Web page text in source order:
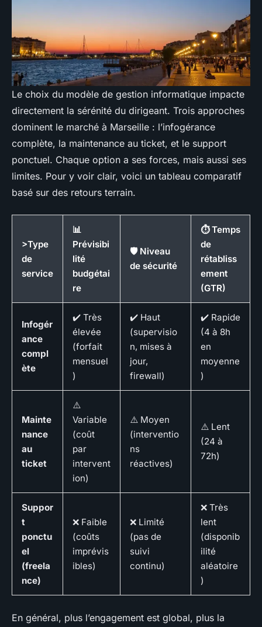
Le choix du modèle de gestion informatique impacte
directement la sérénité du dirigeant. Trois approches
dominent le marché à Marseille : l’infogérance
complète, la maintenance au ticket, et le support
ponctuel. Chaque option a ses forces, mais aussi ses
limites. Pour y voir clair, voici un tableau comparatif
basé sur des retours terrain.
>Type
de
service
📊
Prévisibi
lité
budgétai
re
🛡️ Niveau
de sécurité
⏱️ Temps
de
rétabliss
ement
(GTR)
Infogér
ance
compl
ète
✔️ Très
élevée
(forfait
mensuel
)
✔️ Haut
(supervisio
n, mises à
jour,
firewall)
✔️ Rapide
(4 à 8h
en
moyenne
)
Mainte
nance
au
ticket
⚠️
Variable
(coût
par
intervent
ion)
⚠️ Moyen
(interventio
ns
réactives)
⚠️ Lent
(24 à
72h)
Suppor
t
ponctu
el
(freela
nce)
❌ Faible
(coûts
imprévis
ibles)
❌ Limité
(pas de
suivi
continu)
❌ Très
lent
(disponib
ilité
aléatoire
)
En général, plus l’engagement est global, plus la